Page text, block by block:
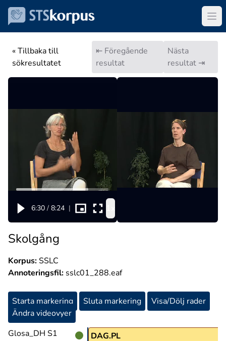
« Tillbaka till
sökresultatet
⇤ Föregående
resultat
Nästa
resultat ⇥
6:30 / 8:24 |
Skolgång
Korpus:SSLC
Annoteringsfil: sslc01_288.eaf
Starta markering Sluta markering
Visa/Dölj rader
Ändra videovyer
Glosa_DH S1
DAG.PL